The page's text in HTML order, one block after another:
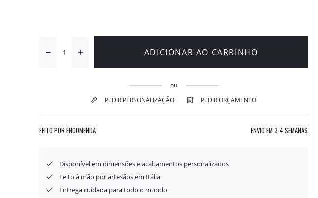
ADICIONAR AO CARRINHO
ou
PEDIR PERSONALIZAÇÃO
PEDIR ORÇAMENTO
FEITO POR ENCOMENDA ENVIO EM 3-4 SEMANAS
Disponível em dimensões e acabamentos personalizados
Feito à mão por artesãos em Itália
Entrega cuidada para todo o mundo